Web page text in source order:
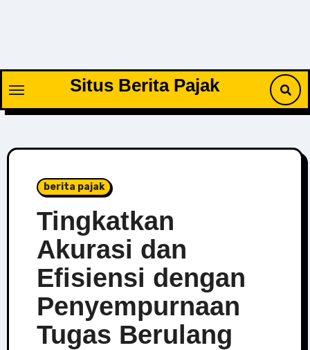
Situs Berita Pajak
berita pajak
Tingkatkan
Akurasi dan
Efisiensi dengan
Penyempurnaan
Tugas Berulang